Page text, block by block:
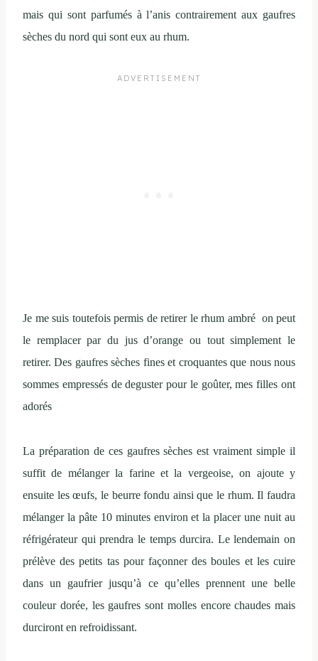
mais qui sont parfumés à l’anis contrairement aux gaufres
sèches du nord qui sont eux au rhum.
Je me suis toutefois permis de retirer le rhum ambré on peut
le remplacer par du jus d’orange ou tout simplement le
retirer.Des gaufres sèches fines et croquantes que nous nous
sommes empressés de deguster pour le goûter, mes filles ont
adorés
La préparation de ces gaufres sèches est vraiment simple il
suffit de mélanger la farine et la vergeoise, on ajoute y
ensuite les œufs, le beurre fondu ainsi que le rhum. Il faudra
mélanger la pâte 10 minutes environ et la placer une nuit au
réfrigérateur qui prendra le temps durcira. Le lendemain on
prélève des petits tas pour façonner des boules et les cuire
dans un gaufrier jusqu’à ce qu’elles prennent une belle
couleur dorée, les gaufres sont molles encore chaudes mais
durciront en refroidissant.